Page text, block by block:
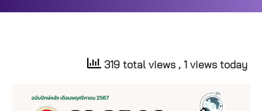
319 total views , 1 views today